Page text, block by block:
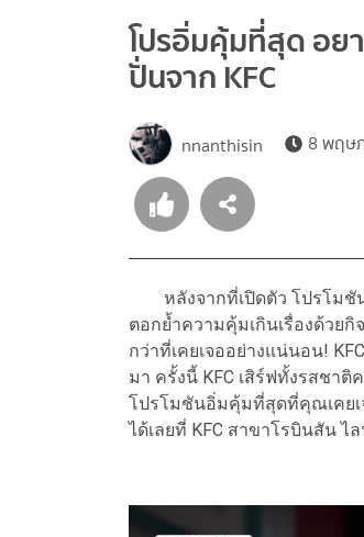
โปรอิ่มคุ้มที่สุด อย
ปั่นจาก KFC
nnanthisin 8 พฤษ
หลังจากที่เปิดตัว โปรโมชัน
ตอกย้ำความคุ้มเกินเรื่องด้วย
กว่าที่เคยเจออย่างแน่นอน!
มา ครั้งนี้ KFC เสิร์ฟทั้งรสชา
โปรโมชันอิ่มคุ้มที่สุดที่คุณเคยเ
ได้เลยที่ KFC สาขาโรบินสัน